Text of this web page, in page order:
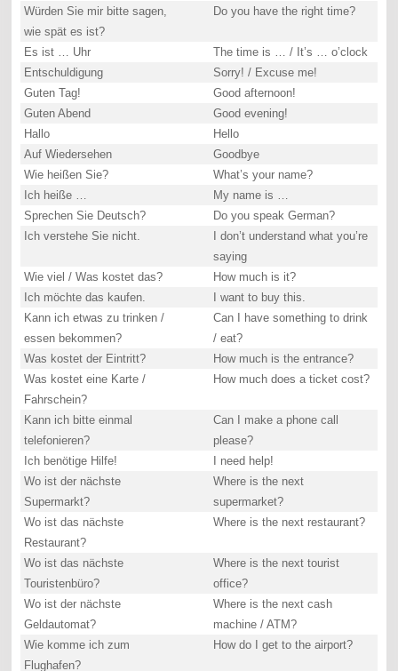
Würden Sie mir bitte sagen,
wie spät es ist?
Do you have the right time?
Es ist … Uhr
The time is … / It’s … o’clock
Entschuldigung
Sorry! / Excuse me!
Guten Tag!
Good afternoon!
Guten Abend
Good evening!
Hallo
Hello
Auf Wiedersehen
Goodbye
Wie heißen Sie?
What’s your name?
Ich heiße …
My name is …
Sprechen Sie Deutsch?
Do you speak German?
Ich verstehe Sie nicht.
I don’t understand what you’re
saying
Wie viel / Was kostet das?
How much is it?
Ich möchte das kaufen.
I want to buy this.
Kann ich etwas zu trinken /
essen bekommen?
Can I have something to drink
/ eat?
Was kostet der Eintritt?
How much is the entrance?
Was kostet eine Karte /
Fahrschein?
How much does a ticket cost?
Kann ich bitte einmal
telefonieren?
Can I make a phone call
please?
Ich benötige Hilfe!
I need help!
Wo ist der nächste
Supermarkt?
Where is the next
supermarket?
Wo ist das nächste
Restaurant?
Where is the next restaurant?
Wo ist das nächste
Touristenbüro?
Where is the next tourist
office?
Wo ist der nächste
Geldautomat?
Where is the next cash
machine / ATM?
Wie komme ich zum
Flughafen?
How do I get to the airport?